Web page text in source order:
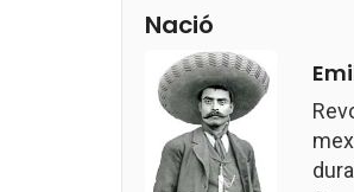
Nació